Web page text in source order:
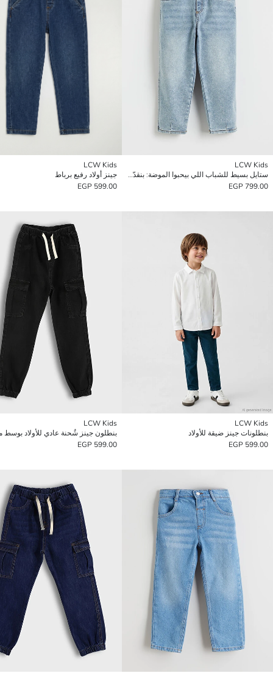
LCW Kids
ستايل بسيط للشباب اللي بيحبوا الموضة: بنقدّم لكم بنطلونات الأولاد الواسعة.
799.00 EGP
LCW Kids
جينز أولاد رفيع برباط
599.00 EGP
LCW Kids
بنطلونات جينز ضيقة للأولاد
599.00 EGP
LCW Kids
بنطلون جينز شُحنة عادي للأولاد
599.00 EGP